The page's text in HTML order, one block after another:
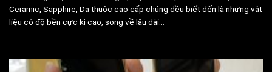
Ceramic, Sapphire, Da thuộc cao cấp chúng đều biết đến là những vật
liệu có độ bền cực kì cao, song về lâu dài...